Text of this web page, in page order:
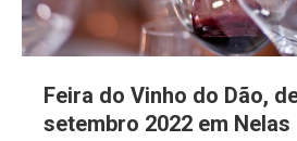
Feira do Vinho do Dão,
setembro 2022 em Nelas